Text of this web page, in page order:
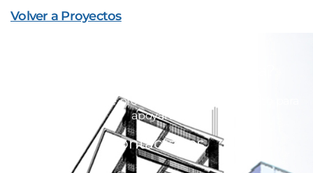
Volver a Proyectos
Nuestro equipo de profesionales está dispuesto para
apoyarte.
Contáctanos